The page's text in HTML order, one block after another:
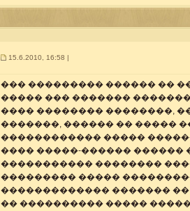
15.6.2010, 16:58 |
��� ��������� ������ ��
����� ��� �������
���� �������� ��������,
�������, ������ �� �����
������������ �����
���� �����-������ ������
����������� ��������
��������� �����
������������� �������
�� ���������� �����